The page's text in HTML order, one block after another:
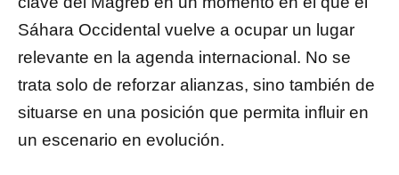
Sáhara Occidental vuelve a ocupar un lugar
relevante en la agenda internacional. No se
trata solo de reforzar alianzas, sino también de
situarse en una posición que permita influir en
un escenario en evolución.